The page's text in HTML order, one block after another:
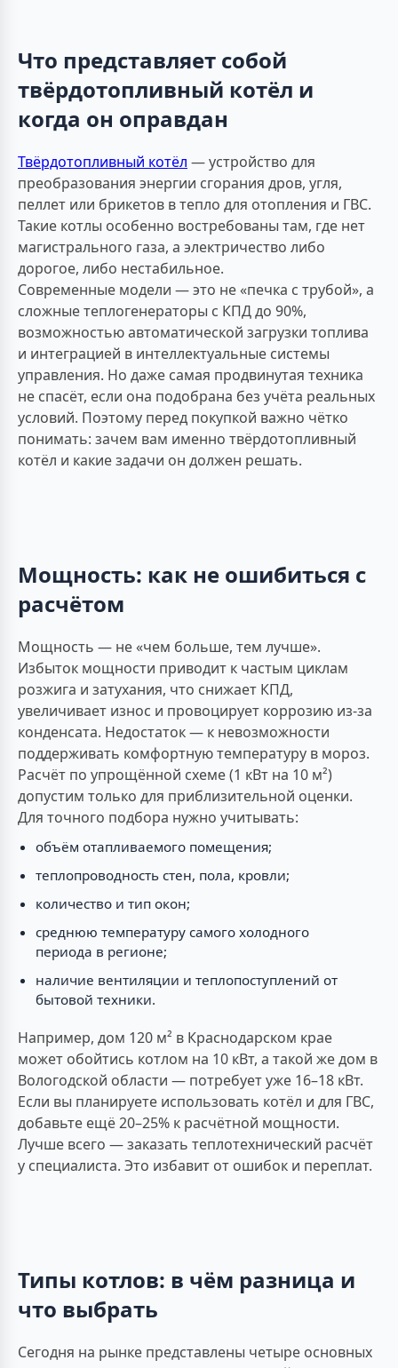
Что представляет собой
твёрдотопливный котёл и
когда он оправдан
Твёрдотопливный котёл — устройство для
преобразования энергии сгорания дров, угля,
пеллет или брикетов в тепло для отопления и ГВС.
Такие котлы особенно востребованы там, где нет
магистрального газа, а электричество либо
дорогое, либо нестабильное.
Современные модели — это не «печка с трубой», а
сложные теплогенераторы с КПД до 90%,
возможностью автоматической загрузки топлива
и интеграцией в интеллектуальные системы
управления. Но даже самая продвинутая техника
не спасёт, если она подобрана без учёта реальных
условий. Поэтому перед покупкой важно чётко
понимать: зачем вам именно твёрдотопливный
котёл и какие задачи он должен решать.
Мощность: как не ошибиться с
расчётом
Мощность — не «чем больше, тем лучше».
Избыток мощности приводит к частым циклам
розжига и затухания, что снижает КПД,
увеличивает износ и провоцирует коррозию из-за
конденсата. Недостаток — к невозможности
поддерживать комфортную температуру в мороз.
Расчёт по упрощённой схеме (1 кВт на 10 м²)
допустим только для приблизительной оценки.
Для точного подбора нужно учитывать:
объём отапливаемого помещения;
теплопроводность стен, пола, кровли;
количество и тип окон;
среднюю температуру самого холодного
периода в регионе;
наличие вентиляции и теплопоступлений от
бытовой техники.
Например, дом 120 м² в Краснодарском крае
может обойтись котлом на 10 кВт, а такой же дом в
Вологодской области — потребует уже 16–18 кВт.
Если вы планируете использовать котёл и для ГВС,
добавьте ещё 20–25% к расчётной мощности.
Лучше всего — заказать теплотехнический расчёт
у специалиста. Это избавит от ошибок и переплат.
Типы котлов: в чём разница и
что выбрать
Сегодня на рынке представлены четыре основных